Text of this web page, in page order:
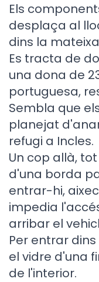
Els
desplaça al
dins la
Es tracta de
una dona de
portuguesa,
Sembla que
planejat
refugi a Incles.
Un cop allà,
d'una borda
entrar-hi,
impedia
arribar el
Per entrar
el vidre d'una
de l'interior.